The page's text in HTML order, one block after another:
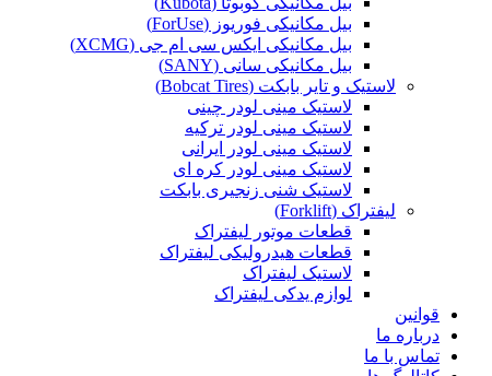
بیل مکانیکی فوریوز (ForUse)
بیل مکانیکی ایکس سی ام جی (XCMG)
بیل مکانیکی سانی (SANY)
لاستیک و تایر بابکت (Bobcat Tires)
لاستیک مینی لودر چینی
لاستیک مینی لودر ترکیه
لاستیک مینی لودر ایرانی
لاستیک مینی لودر کره ای
لاستیک شنی زنجیری بابکت
لیفتراک (Forklift)
قطعات موتور لیفتراک
قطعات هیدرولیکی لیفتراک
لاستیک لیفتراک
لوازم یدکی لیفتراک
قوانین
درباره ما
تماس با ما